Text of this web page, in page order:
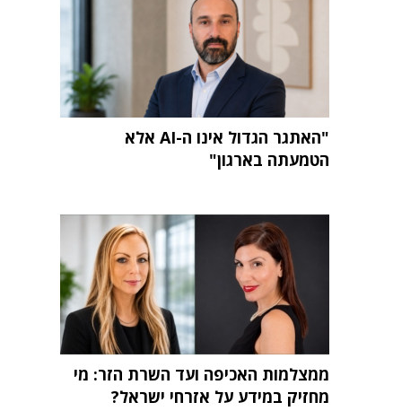
"האתגר הגדול אינו ה-AI אלא
הטמעתה בארגון"
ממצלמות האכיפה ועד השרת הזר: מי
מחזיק במידע על אזרחי ישראל?